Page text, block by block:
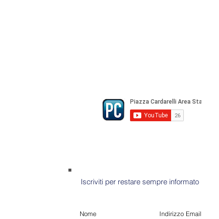
Iscriviti per restare sempre informato